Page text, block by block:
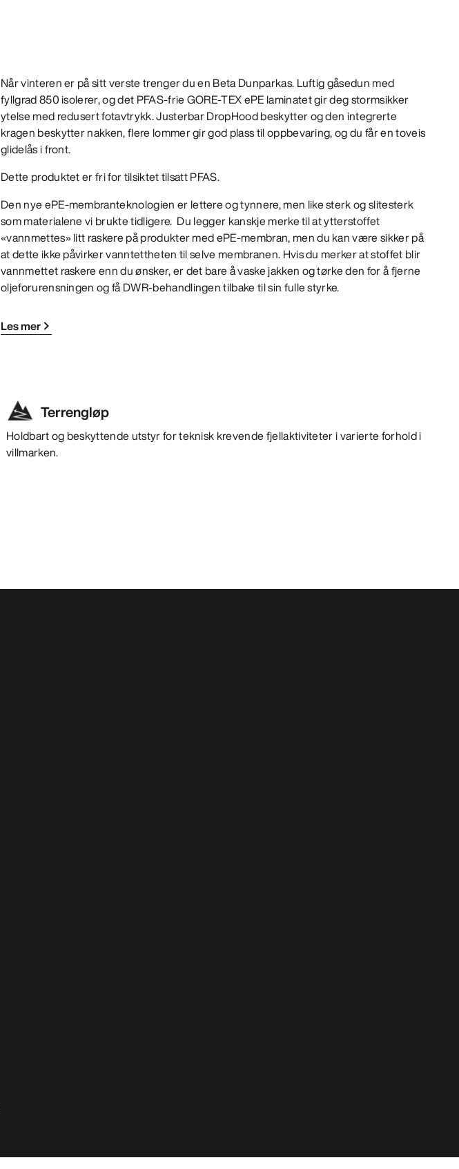
Når vinteren er på sitt verste trenger du en Beta Dunparkas. Luftig gåsedun med
fyllgrad 850 isolerer, og det PFAS-frie GORE-TEX ePE laminatet gir deg stormsikker
ytelse med redusert fotavtrykk. Justerbar DropHood beskytter og den integrerte
kragen beskytter nakken, flere lommer gir god plass til oppbevaring, og du får en toveis
glidelås i front.
Dette produktet er fri for tilsiktet tilsatt PFAS.
Den nye ePE-membranteknologien er lettere og tynnere, men like sterk og slitesterk
som materialene vi brukte tidligere. Du legger kanskje merke til at ytterstoffet
«vannmettes» litt raskere på produkter med ePE-membran, men du kan være sikker på
at dette ikke påvirker vanntettheten til selve membranen. Hvis du merker at stoffet blir
vannmettet raskere enn du ønsker, er det bare å vaske jakken og tørke den for å fjerne
oljeforurensningen og få DWR-behandlingen tilbake til sin fulle styrke.
Les mer
Terrengløp
Holdbart og beskyttende utstyr for teknisk krevende fjellaktiviteter i varierte forhold i
villmarken.